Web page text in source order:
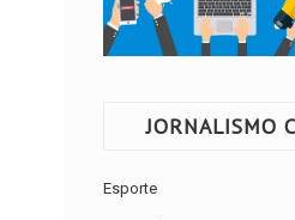
JORNALISMO
Esporte